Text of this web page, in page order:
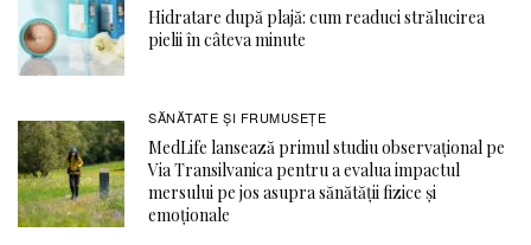
Hidratare după plajă: cum readuci strălucirea
pielii în câteva minute
SĂNĂTATE ŞI FRUMUSEȚE
MedLife lansează primul studiu observațional pe
Via Transilvanica pentru a evalua impactul
mersului pe jos asupra sănătății fizice și
emoționale